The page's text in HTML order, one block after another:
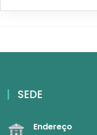
SEDE
Endereço